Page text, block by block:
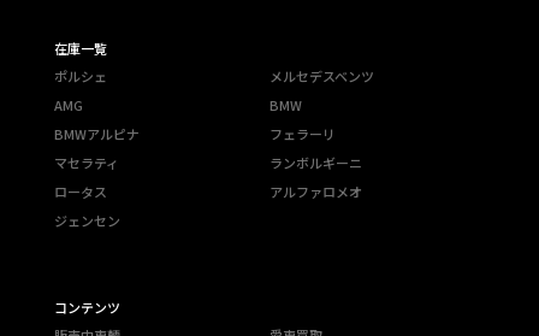
在庫一覧
ポルシェ
メルセデスベンツ
AMG
BMW
BMWアルピナ
フェラーリ
マセラティ
ランボルギーニ
ロータス
アルファロメオ
ジェンセン
コンテンツ